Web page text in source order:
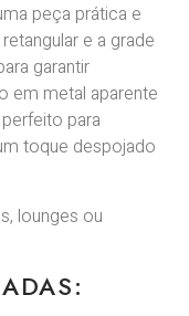
peça prática e
e a grade
garantir
em metal aparente
para
toque despojado
lounges ou